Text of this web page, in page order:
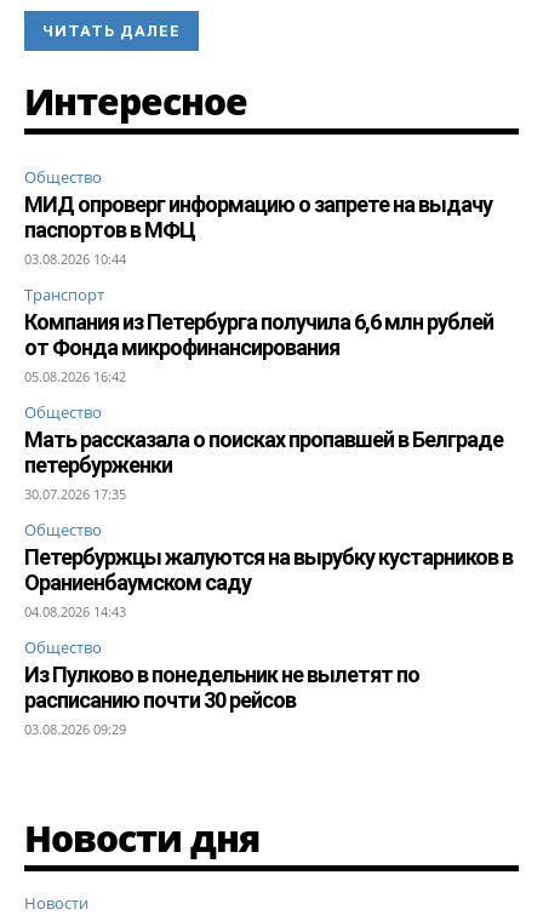
ЧИТАТЬ ДАЛЕЕ
Интересное
Общество
МИД опроверг информацию о запрете на выдачу
паспортов в МФЦ
03.08.2026 10:44
Транспорт
Компания из Петербурга получила 6,6 млн рублей
от Фонда микрофинансирования
05.08.2026 16:42
Общество
Мать рассказала о поисках пропавшей в Белграде
петербурженки
30.07.2026 17:35
Общество
Петербуржцы жалуются на вырубку кустарников в
Ораниенбаумском саду
04.08.2026 14:43
Общество
Из Пулково в понедельник не вылетят по
расписанию почти 30 рейсов
03.08.2026 09:29
Новости дня
Новости